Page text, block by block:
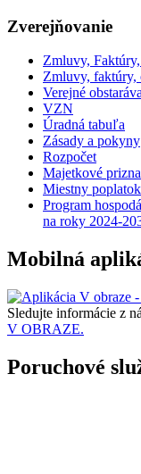
Zverejňovanie
Zmluvy,
Zmluvy, faktúry,
Verejné
VZN
Úradná tabuľa
Zásady a pokyny
Rozpočet
Majetkové
Miestny
Program
na roky 2024-
Mobilná
Sledujte informácie z
V OBRAZE.
Poruchové